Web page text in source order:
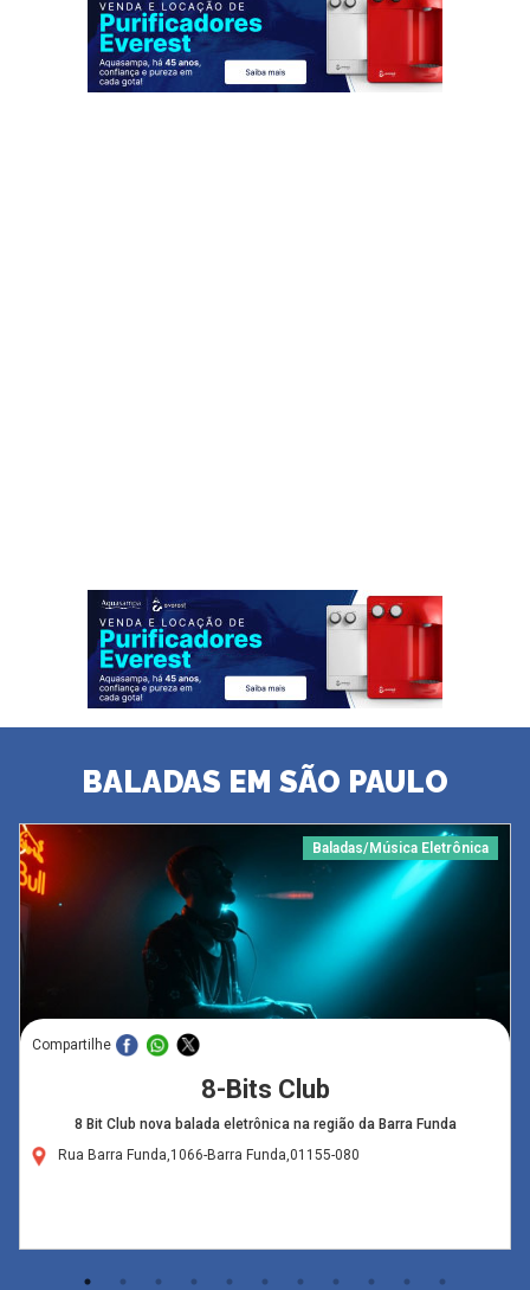
BALADAS EM SÃO PAULO
Baladas/Música Eletrônica
Compartilhe
8-Bits Club
8 Bit Club nova balada eletrônica na região da Barra Funda
Rua Barra Funda,1066-Barra Funda,01155-080